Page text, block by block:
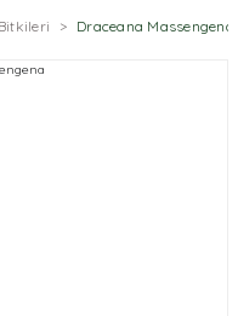
Draceana Massengena